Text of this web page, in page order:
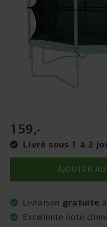
159,-
Livré sous 1 à 2
AJOUTER
Livraison gratuite
Excellente note